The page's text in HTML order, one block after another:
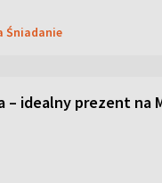
Śniadanie
– idealny prezent na